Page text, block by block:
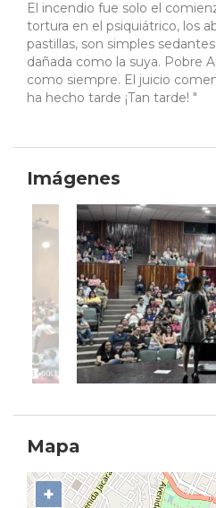
El incendio fue solo el
tortura en el psiquiátrico, los
pastillas, son simples
dañada como la suya. Pobre
como siempre. El juicio
ha hecho tarde ¡Tan tarde! "
Imágenes
Mapa
+